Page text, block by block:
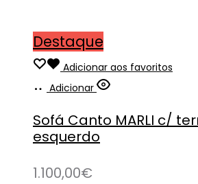
Destaque
Adicionar aos favoritos
Adicionar
Sofá Canto MARLI c/
esquerdo
1.100,00€